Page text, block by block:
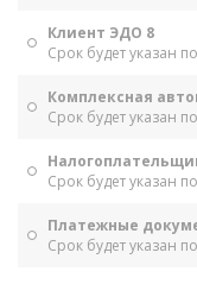
Клиент ЭДО 8
Срок будет указан
Комплексная
Срок будет указан
Срок будет указан
Платежные
Срок будет указан